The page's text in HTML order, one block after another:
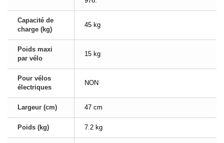
Capacité de
charge (kg)
45 kg
Poids maxi
par vélo
15 kg
Pour vélos
électriques
NON
Largeur (cm) 47 cm
Poids (kg) 7.2 kg